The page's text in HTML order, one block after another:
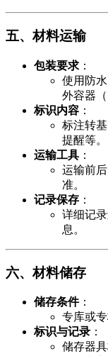
​五、材料运输​
​包装要求​ ​：
使用防
外容器（
​标识内容​ ​：
标注转
提醒等。
​运输工具​ ​：
运输前
准。
​记录保存​ ​：
详细记
息。
​六、材料储存​
​储存条件​​：
专库或
​标识与记录​ ​：
储存器